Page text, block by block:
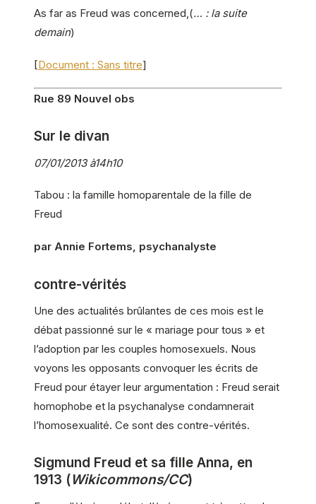
As far as Freud was concerned,(… : la suite
demain)
[Document : Sans titre]
Rue 89 Nouvel obs
Sur le divan
07/01/2013 à14h10
Tabou : la famille homoparentale de la fille de
Freud
par Annie Fortems, psychanalyste
contre-vérités
Une des actualités brûlantes de ces mois est le
débat passionné sur le « mariage pour tous » et
l’adoption par les couples homosexuels. Nous
voyons les opposants convoquer les écrits de
Freud pour étayer leur argumentation : Freud serait
homophobe et la psychanalyse condamnerait
l’homosexualité. Ce sont des contre-vérités.
Sigmund Freud et sa fille Anna, en
1913 (Wikicommons/CC)